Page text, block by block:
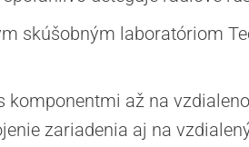
skúšobným laboratóriom
až na
zariadenia aj na